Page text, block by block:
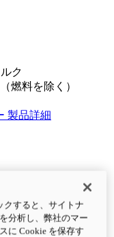
ク
燃料を除く）
製品詳細
製品詳細
クすると、サイトナ
分析し、弊社のマー
に Cookie を保存す